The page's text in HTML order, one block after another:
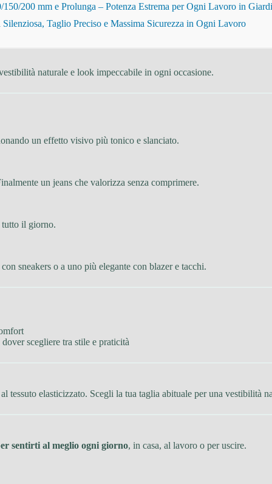
200 mm e Prolunga – Potenza Estrema per Ogni Lavoro in
Taglio Preciso e Massima Sicurezza in Ogni Lavoro
naturale e look impeccabile in ogni occasione.
un effetto visivo più tonico e slanciato.
un jeans che valorizza senza comprimere.
tutto il giorno.
sneakers o a uno più elegante con blazer e tacchi.
scegliere tra stile e praticità
tessuto elasticizzato. Scegli la tua taglia abituale per una vestibilità
sentirti al meglio ogni giorno, in casa, al lavoro o per uscire.